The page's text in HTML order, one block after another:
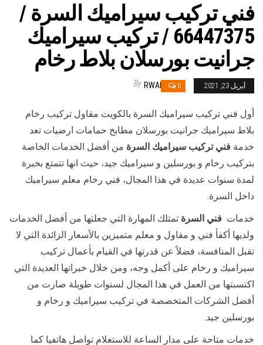
فني تركيب سيراميك السرة /
66447375 / تركيب سيراميك
جرانيت بورسلان بلاط رخام
أبريل 23, 2021 0
By RWAN
أول فني تركيب سيراميك السرة بالكويت مقاول تركيب رخام
بلاط سيراميك جرانيت بورسلان مطابخ حمامات ارضيات تعد
خدمة فني تركيب سيراميك السرة من أفضل الخدمات الخاصة
بتركيب رخام و بورسلين و سيراميك جيد، حيث انها تتمتع بخبرة
لمدة سنوات عديدة في هذا المجال، فني رخام معلم سيراميك
داخل السرة.
خدمات فني السرة تمتلك المهارة التي جعلتها من أفضل الخدمات
ولديها أكفأ فني و مقاول و معلم متميزين بالأسعار الزائدة التي لا
تقبل المنافسة، فضلاً عن قدرتها في القيام بأعمال تركيب
سيراميك و رخام على أكمل وجه، ومن خلال خبراتها العديدة التي
اكتسبتها من العمل في هذا المجال لسنوات طويلة صارت من
أفضل الشركات المتخصصة في تركيب سيراميك و رخام و
بورسلين جيد.
خدمات متاحة على مدار الساعة للاستعلام تواصل هاتفيا كما